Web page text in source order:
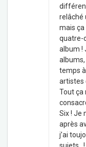
relâché
mais ça
quatre-
album !
temps
artistes
Tout ça
Six ! Je
après
j’ai
sujets…!